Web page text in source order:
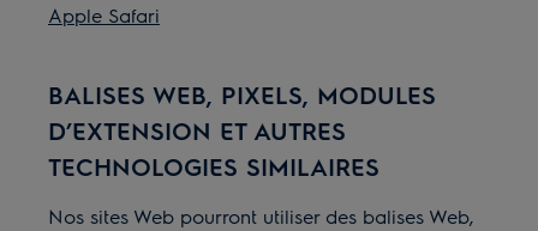
Apple Safari
BALISES WEB, PIXELS, MODULES
D’EXTENSION ET AUTRES
TECHNOLOGIES SIMILAIRES
Nos sites Web pourront utiliser des balises Web,